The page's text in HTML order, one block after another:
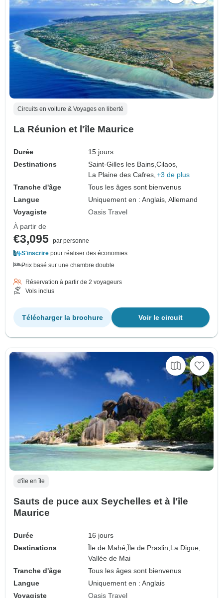
Circuits en voiture & Voyages en liberté
La Réunion et l'île Maurice
Durée
15 jours
Destinations
Saint-Gilles les Bains,Cilaos,
La Plaine des Cafres, +3 de plus
Tranche d'âge
Tous les âges sont bienvenus
Langue
Uniquement en : Anglais, Allemand
Voyagiste
Oasis Travel
À partir de
€3,095 par personne
S'inscrire pour réaliser des économies
Prix basé sur une chambre double
Réservation à partir de 2 voyageurs
Vols inclus
Voir le circuit
Télécharger la brochure
d'île en île
Sauts de puce aux Seychelles et à l'île
Maurice
Durée
16 jours
Destinations
Île de Mahé, Île de Praslin, La Digue,
Vallée de Mai
Tranche d'âge
Tous les âges sont bienvenus
Langue
Uniquement en : Anglais
Voyagiste
Oasis Travel